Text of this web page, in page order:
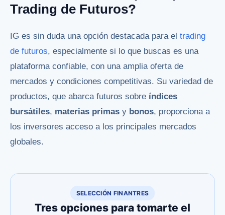
Trading de Futuros?
IG es sin duda una opción destacada para el trading
de futuros, especialmente si lo que buscas es una
plataforma confiable, con una amplia oferta de
mercados y condiciones competitivas. Su variedad de
productos, que abarca futuros sobre índices
bursátiles, materias primas y bonos, proporciona a
los inversores acceso a los principales mercados
globales.
SELECCIÓN FINANTRES
Tres opciones para tomarte el